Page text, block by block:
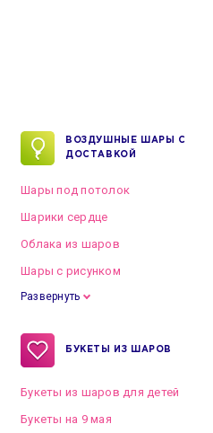
ВОЗДУШНЫЕ ШАРЫ С
ДОСТАВКОЙ
Шары под потолок
Шарики сердце
Облака из шаров
Шары с рисунком
Развернуть
БУКЕТЫ ИЗ ШАРОВ
Букеты из шаров для детей
Букеты на 9 мая